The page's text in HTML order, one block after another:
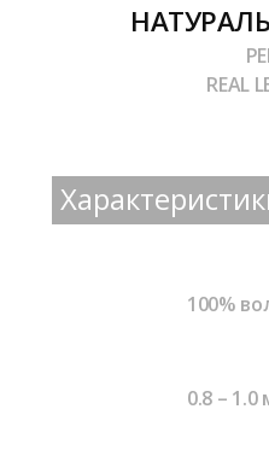
REAL
100%
0.8 – 1.0